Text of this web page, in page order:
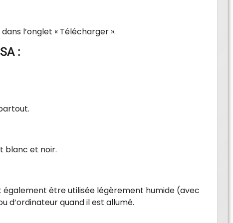
l’onglet « Télécharger ».
:
blanc et noir.
également être utilisée légèrement humide (avec
d’ordinateur quand il est allumé.